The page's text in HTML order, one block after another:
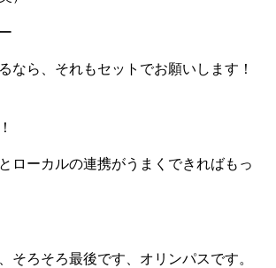
なら、それもセットでお願いします！
ローカルの連携がうまくできればもっ
そろそろ最後です、オリンパスです。